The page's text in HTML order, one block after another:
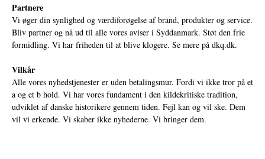
Partnere
Vi øger din synlighed og værdiforøgelse af brand, produkter og service.
Bliv partner og nå ud til alle vores aviser i Syddanmark. Støt den frie
formidling. Vi har friheden til at blive klogere. Se mere på dkq.dk.
Vilkår
Alle vores nyhedstjenester er uden betalingsmur. Fordi vi ikke tror på et
a og et b hold. Vi har vores fundament i den kildekritiske tradition,
udviklet af danske historikere gennem tiden. Fejl kan og vil ske. Dem
vil vi erkende. Vi skaber ikke nyhederne. Vi bringer dem.